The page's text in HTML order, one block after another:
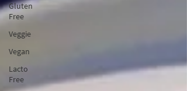
Gluten
Free
Veggie
Vegan
Lacto
Free